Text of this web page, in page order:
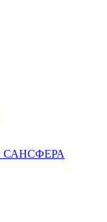
САНСФЕРА